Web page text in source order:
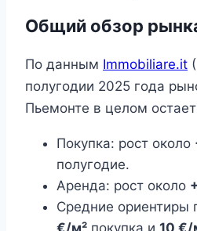
Общий обзор
По данным Immobiliare.it
полугодии 2025 года
Пьемонте в целом
Покупка: рост около
полугодие.
Аренда: рост около
Средние ориентиры